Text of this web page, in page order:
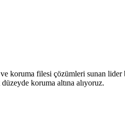
filesi çözümleri sunan lider
koruma altına alıyoruz.